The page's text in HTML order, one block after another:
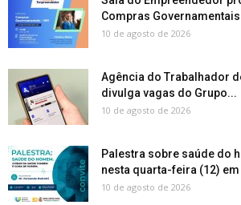
Compras Governamentais
10 de agosto de 2026
Agência do Trabalhador
divulga vagas do Grupo...
10 de agosto de 2026
Palestra sobre saúde do
nesta quarta-feira (12) em
10 de agosto de 2026